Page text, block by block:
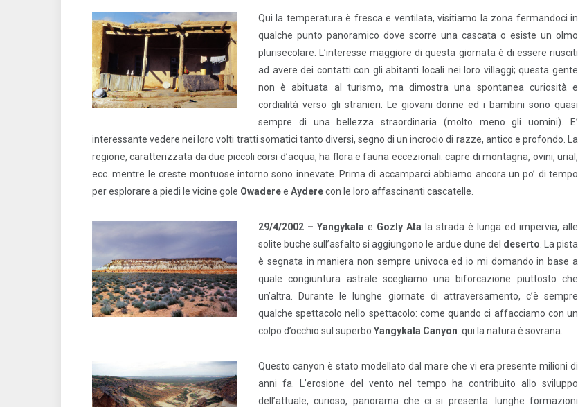
Qui la temperatura è fresca e ventilata, visitiamo la zona fermandoci in
qualche punto panoramico dove scorre una cascata o esiste un olmo
plurisecolare. L’interesse maggiore di questa giornata è di essere riusciti
ad avere dei contatti con gli abitanti locali nei loro villaggi; questa gente
non è abituata al turismo, ma dimostra una spontanea curiosità e
cordialità verso gli stranieri. Le giovani donne ed i bambini sono quasi
sempre di una bellezza straordinaria (molto meno gli uomini). E’
interessante vedere nei loro volti tratti somatici tanto diversi, segno di un incrocio di razze, antico e profondo. La
regione, caratterizzata da due piccoli corsi d’acqua, ha flora e fauna eccezionali: capre di montagna, ovini, urial,
ecc. mentre le creste montuose intorno sono innevate. Prima di accamparci abbiamo ancora un po’ di tempo
per esplorare a piedi le vicine gole Owaderee Ayderecon le loro affascinanti cascatelle.
29/4/2002 – Yangykala e Gozly Ata la strada è lunga ed impervia, alle
solite buche sull’asfalto si aggiungono le ardue dune del deserto . La pista
è segnata in maniera non sempre univoca ed io mi domando in base a
quale congiuntura astrale scegliamo una biforcazione piuttosto che
un’altra. Durante le lunghe giornate di attraversamento, c’è sempre
qualche spettacolo nello spettacolo: come quando ci affacciamo con un
colpo d’occhio sul superbo Yangykala Canyon: qui la natura è sovrana.
Questo canyon è stato modellato dal mare che vi era presente milioni di
anni fa. L’erosione del vento nel tempo ha contribuito allo sviluppo
dell’attuale, curioso, panorama che ci si presenta: lunghe formazioni